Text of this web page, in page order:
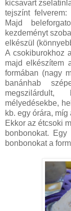
kicsavart
tejszínt
Majd
kezdeményt
elkészül
A csokiburokhoz
majd elkészítem
formában (nagy
banánhab
mélyedésekbe,
kb. egy órára,
Ekkor az étcsoki
bonbonokat.
bonbonokat a